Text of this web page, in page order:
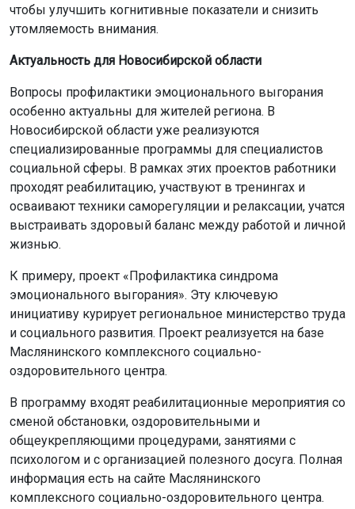
чтобы улучшить когнитивные показатели и снизить
утомляемость внимания.
Актуальность для Новосибирской области
Вопросы профилактики эмоционального выгорания
особенно актуальны для жителей региона. В
Новосибирской области уже реализуются
специализированные программы для специалистов
социальной сферы. В рамках этих проектов работники
проходят реабилитацию, участвуют в тренингах и
осваивают техники саморегуляции и релаксации, учатся
выстраивать здоровый баланс между работой и личной
жизнью.
К примеру, проект «Профилактика синдрома
эмоционального выгорания». Эту ключевую
инициативу курирует региональное министерство труда
и социального развития. Проект реализуется на базе
Маслянинского комплексного социально-
оздоровительного центра.
В программу входят реабилитационные мероприятия со
сменой обстановки, оздоровительными и
общеукрепляющими процедурами, занятиями с
психологом и с организацией полезного досуга. Полная
информация есть на сайте Маслянинского
комплексного социально-оздоровительного центра.